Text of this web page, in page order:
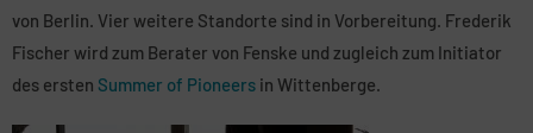
von Berlin. Vier weitere Standorte sind in Vorbereitung. Frederik
Fischer wird zum Berater von Fenske und zugleich zum Initiator
des ersten Summer of Pioneers in Wittenberge.